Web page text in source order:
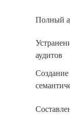
Полный
аудитов
Создание